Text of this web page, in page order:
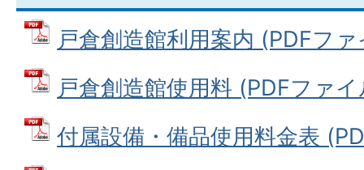
戸倉創造館利用案内 (PDFフ
戸倉創造館使用料 (PDFファ
付属設備・備品使用料金表